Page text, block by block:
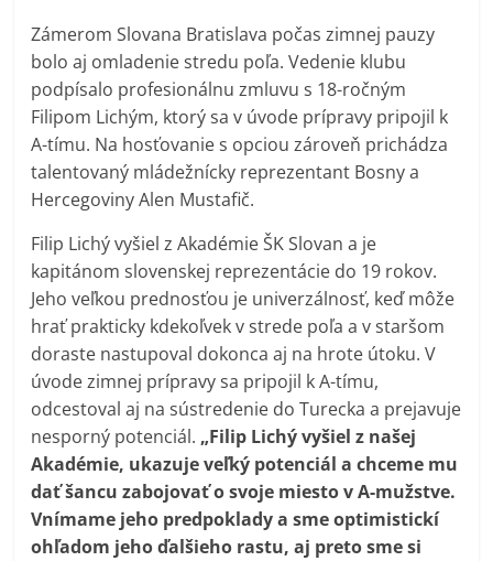
Zámerom Slovana Bratislava počas zimnej pauzy
bolo aj omladenie stredu poľa. Vedenie klubu
podpísalo profesionálnu zmluvu s 18-ročným
Filipom Lichým, ktorý sa v úvode prípravy pripojil k
A-tímu. Na hosťovanie s opciou zároveň prichádza
talentovaný mládežnícky reprezentant Bosny a
Hercegoviny Alen Mustafič.
Filip Lichý vyšiel z Akadémie ŠK Slovan a je
kapitánom slovenskej reprezentácie do 19 rokov.
Jeho veľkou prednosťou je univerzálnosť, keď môže
hrať prakticky kdekoľvek v strede poľa a v staršom
doraste nastupoval dokonca aj na hrote útoku. V
úvode zimnej prípravy sa pripojil k A-tímu,
odcestoval aj na sústredenie do Turecka a prejavuje
nesporný potenciál. „Filip Lichý vyšiel z našej
Akadémie, ukazuje veľký potenciál a chceme mu
dať šancu zabojovať o svoje miesto v A-mužstve.
Vnímame jeho predpoklady a sme optimistickí
ohľadom jeho ďalšieho rastu, aj preto sme si